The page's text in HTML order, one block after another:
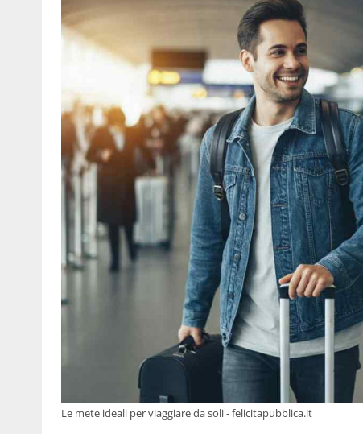
Le mete ideali per viaggiare da soli - felicitapubblica.it